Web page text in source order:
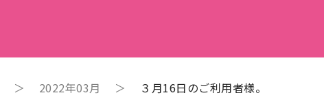
＞ 2022年03月 ＞ ３月16日のご利用者様。